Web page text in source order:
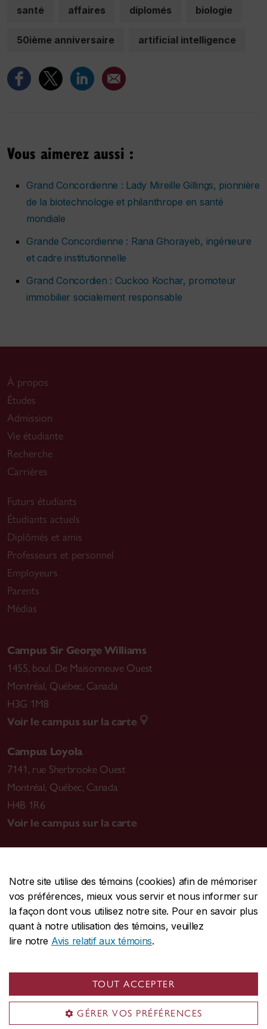
Notre site utilise des témoins (cookies) afin de mémoriser
vos préférences, mieux vous servir et nous informer sur
la façon dont vous utilisez notre site. Pour en savoir plus
quant à notre utilisation des témoins, veuillez
lire notre Avis relatif aux témoins.
TOUT ACCEPTER
GÉRER VOS PRÉFÉRENCES
santé affaires diplomés biologie
50ième anniversaire artificial intelligence
Vous aimerez aussi :
Grand Concordienne : Lady Mireille Gillings, pionnière
de la biotechnologie et philanthrope en santé
mondiale
Grande Concordienne : Rana Ghorayeb, ingénieure
et cadre institutionnelle
Grand Concordien : Cuckoo Kochar, promoteur
immobilier socialement responsable
À propos
Études
Admission
Vie étudiante
Recherche
Carrières
Futurs étudiants
Étudiants actuels
Diplômés et amis
Professeurs et personnel
Employeurs
Parents
Médias
Campus Sir George Williams
1455, boul. De Maisonneuve Ouest
Montréal, Québec, Canada
H3G 1M8
Voir le campus sur la carte
Campus Loyola
7141, rue Sherbrooke Ouest
Montréal, Québec, Canada
H4B 1R6
Voir le campus sur la carte
CENTRALE514-848-2424
URGENCE514-848-3717
Protection et prévention | Accessibilité | Confidentialité
Conditions d'utilisation | Gérer les témoins
© Université Concordia. Montréal, QC, Canada